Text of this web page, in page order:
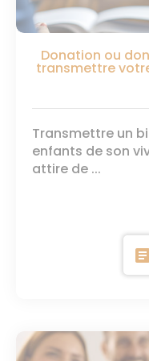
Donation ou
transmettre
Transmettre un
enfants de son
attire de ...
article